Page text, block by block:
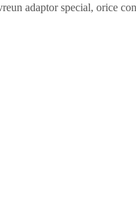
adaptor special, orice